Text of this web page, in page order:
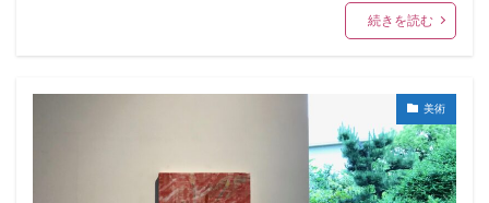
続きを読む
美術